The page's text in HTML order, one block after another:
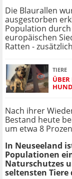
Die Blaurallen
ausgestorben
Population
europäischen
Ratten -
TIERE
Nach ihrer
Bestand heute
um etwa 8
In Neuseeland
Populationen
Naturschutzes
seltensten Tiere